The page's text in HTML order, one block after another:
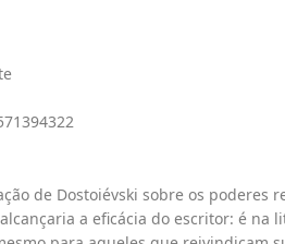
de Dostoiévski sobre os poderes
a eficácia do escritor: é